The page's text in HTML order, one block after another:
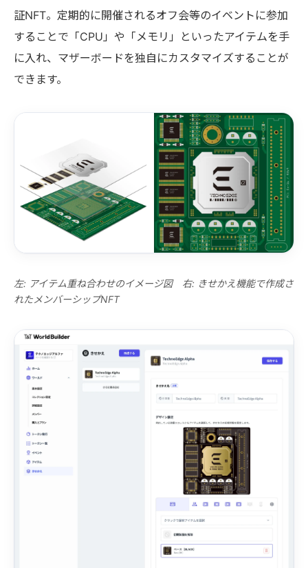
証NFT。定期的に開催されるオフ会等のイベントに参加
することで「CPU」や「メモリ」といったアイテムを手
に入れ、マザーボードを独自にカスタマイズすることが
できます。
左: アイテム重ね合わせのイメージ図 右: きせかえ機能で作成さ
れたメンバーシップNFT